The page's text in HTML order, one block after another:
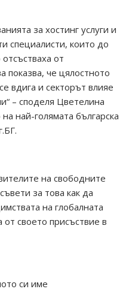
за хостинг услуги и
специалисти, които до
от
показва, че цялостното
вдига и секторът влияе
– споделя Цветелина
най-голямата българска
на свободните
за това как да
на глобалната
своето присъствие в
си име